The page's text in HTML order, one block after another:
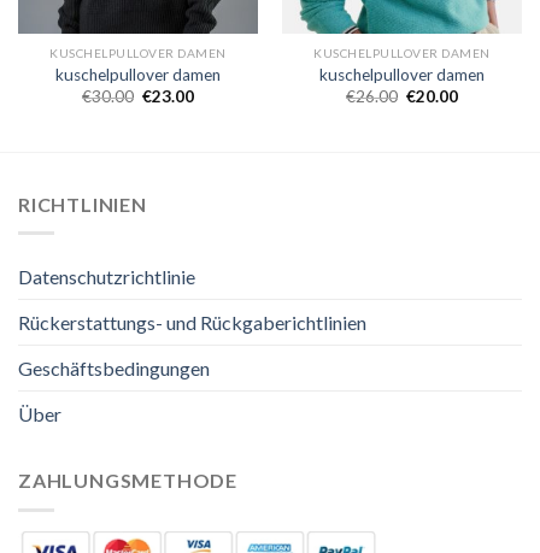
KUSCHELPULLOVER DAMEN
kuschelpullover damen
€30.00 €23.00
KUSCHELPULLOVER DAMEN
kuschelpullover damen
€26.00 €20.00
RICHTLINIEN
Datenschutzrichtlinie
Rückerstattungs- und Rückgaberichtlinien
Geschäftsbedingungen
Über
ZAHLUNGSMETHODE